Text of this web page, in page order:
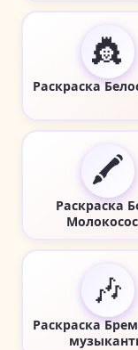
👸
Раскраска
🖍️
Раскраска
🎶
Раскраска